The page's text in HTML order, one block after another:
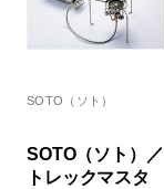
SOTO（ソト）
SOTO（ソト）／
トレックマスタ